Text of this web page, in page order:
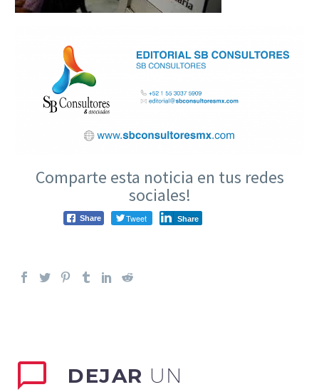
Comparte esta noticia en tus redes
sociales!
Share Tweet Share
DEJAR UN